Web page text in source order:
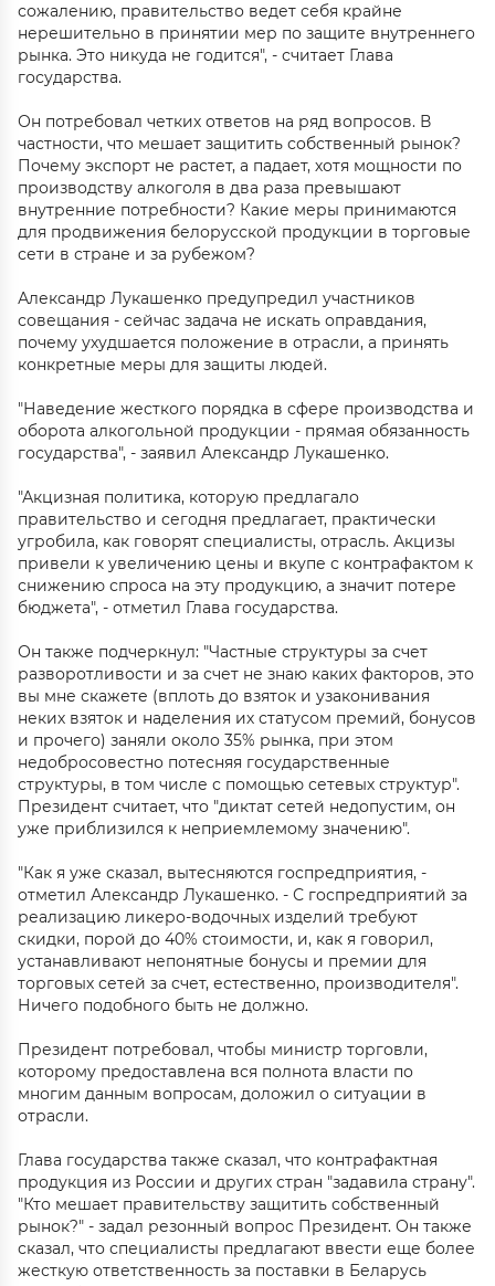
сожалению, правительство ведет себя крайне
нерешительно в принятии мер по защите внутреннего
рынка. Это никуда не годится", - считает Глава
государства.
Он потребовал четких ответов на ряд вопросов. В
частности, что мешает защитить собственный рынок?
Почему экспорт не растет, а падает, хотя мощности по
производству алкоголя в два раза превышают
внутренние потребности? Какие меры принимаются
для продвижения белорусской продукции в торговые
сети в стране и за рубежом?
Александр Лукашенко предупредил участников
совещания - сейчас задача не искать оправдания,
почему ухудшается положение в отрасли, а принять
конкретные меры для защиты людей.
"Наведение жесткого порядка в сфере производства и
оборота алкогольной продукции - прямая обязанность
государства", - заявил Александр Лукашенко.
"Акцизная политика, которую предлагало
правительство и сегодня предлагает, практически
угробила, как говорят специалисты, отрасль. Акцизы
привели к увеличению цены и вкупе с контрафактом к
снижению спроса на эту продукцию, а значит потере
бюджета", - отметил Глава государства.
Он также подчеркнул: "Частные структуры за счет
разворотливости и за счет не знаю каких факторов, это
вы мне скажете (вплоть до взяток и узаконивания
неких взяток и наделения их статусом премий, бонусов
и прочего) заняли около 35% рынка, при этом
недобросовестно потесняя государственные
структуры, в том числе с помощью сетевых структур".
Президент считает, что "диктат сетей недопустим, он
уже приблизился к неприемлемому значению".
"Как я уже сказал, вытесняются госпредприятия, -
отметил Александр Лукашенко. - С госпредприятий за
реализацию ликеро-водочных изделий требуют
скидки, порой до 40% стоимости, и, как я говорил,
устанавливают непонятные бонусы и премии для
торговых сетей за счет, естественно, производителя".
Ничего подобного быть не должно.
Президент потребовал, чтобы министр торговли,
которому предоставлена вся полнота власти по
многим данным вопросам, доложил о ситуации в
отрасли.
Глава государства также сказал, что контрафактная
продукция из России и других стран "задавила страну".
"Кто мешает правительству защитить собственный
рынок?" - задал резонный вопрос Президент. Он также
сказал, что специалисты предлагают ввести еще более
жесткую ответственность за поставки в Беларусь